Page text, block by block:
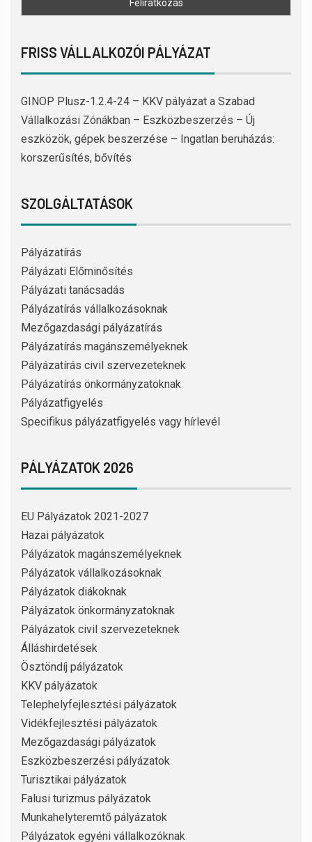
FRISS VÁLLALKOZÓI PÁLYÁZAT
GINOP Plusz-1.2.4-24 – KKV pályázat a Szabad
Vállalkozási Zónákban – Eszközbeszerzés – Új
eszközök, gépek beszerzése – Ingatlan beruházás:
korszerűsítés, bővítés
SZOLGÁLTATÁSOK
Pályázatírás
Pályázati Előminősítés
Pályázati tanácsadás
Pályázatírás vállalkozásoknak
Mezőgazdasági pályázatírás
Pályázatírás magánszemélyeknek
Pályázatírás civil szervezeteknek
Pályázatírás önkormányzatoknak
Pályázatfigyelés
Specifikus pályázatfigyelés vagy hírlevél
PÁLYÁZATOK 2026
EU Pályázatok 2021-2027
Hazai pályázatok
Pályázatok magánszemélyeknek
Pályázatok vállalkozásoknak
Pályázatok diákoknak
Pályázatok önkormányzatoknak
Pályázatok civil szervezeteknek
Álláshirdetések
Ösztöndíj pályázatok
KKV pályázatok
Telephelyfejlesztési pályázatok
Vidékfejlesztési pályázatok
Mezőgazdasági pályázatok
Eszközbeszerzési pályázatok
Turisztikai pályázatok
Falusi turizmus pályázatok
Munkahelyteremtő pályázatok
Pályázatok egyéni vállalkozóknak